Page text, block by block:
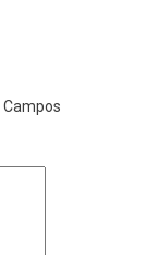
Campos